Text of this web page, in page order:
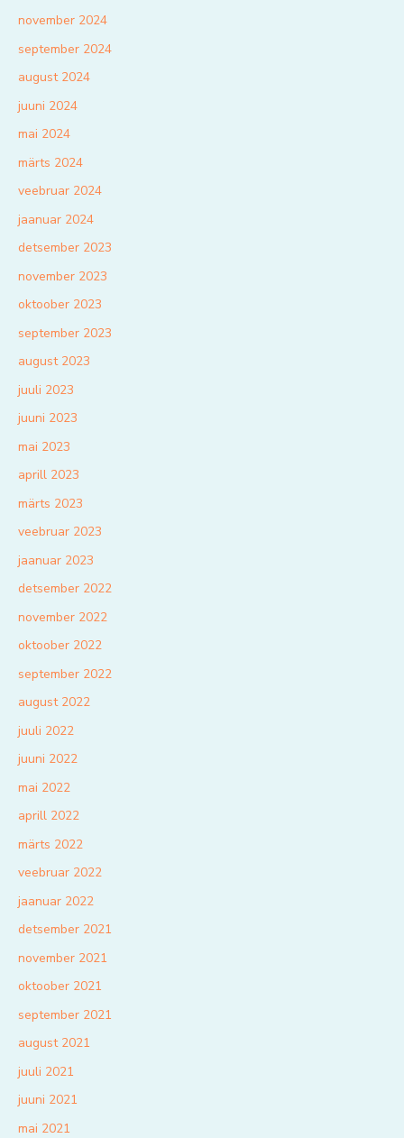
november 2024
september 2024
august 2024
juuni 2024
mai 2024
märts 2024
veebruar 2024
jaanuar 2024
detsember 2023
november 2023
oktoober 2023
september 2023
august 2023
juuli 2023
juuni 2023
mai 2023
aprill 2023
märts 2023
veebruar 2023
jaanuar 2023
detsember 2022
november 2022
oktoober 2022
september 2022
august 2022
juuli 2022
juuni 2022
mai 2022
aprill 2022
märts 2022
veebruar 2022
jaanuar 2022
detsember 2021
november 2021
oktoober 2021
september 2021
august 2021
juuli 2021
juuni 2021
mai 2021